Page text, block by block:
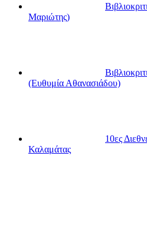
Μαριώτης)
(Ευθυμία Αθανασιάδου)
10ες
Καλαμάτας